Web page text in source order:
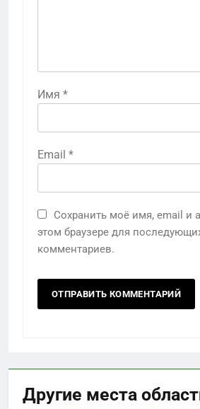
Имя *
Email *
Сохранить моё имя, email и
этом браузере для
комментариев.
Другие места